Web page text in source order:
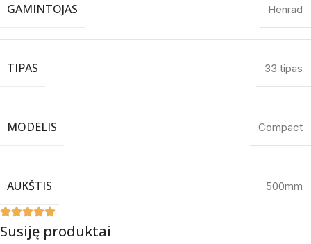
GAMINTOJAS Henrad
TIPAS 33 tipas
MODELIS Compact
AUKŠTIS 500mm
Susiję produktai